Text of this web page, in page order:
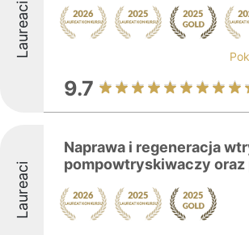
Laureaci
9.7
Laureaci
Naprawa i regeneracja
pompowtryskiwaczy oraz